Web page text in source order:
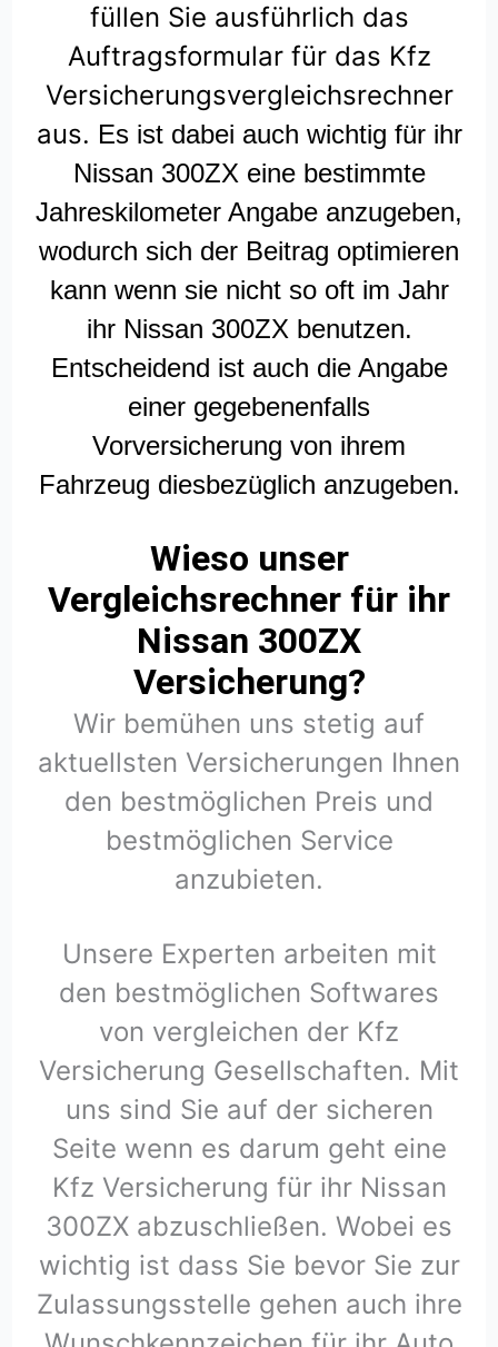
füllen Sie ausführlich das
Auftragsformular für das Kfz
Versicherungsvergleichsrechner
aus. Es ist dabei auch wichtig für ihr
Nissan 300ZX eine bestimmte
Jahreskilometer Angabe anzugeben,
wodurch sich der Beitrag optimieren
kann wenn sie nicht so oft im Jahr
ihr Nissan 300ZX benutzen.
Entscheidend ist auch die Angabe
einer gegebenenfalls
Vorversicherung von ihrem
Fahrzeug diesbezüglich anzugeben.
Wieso unser
Vergleichsrechner für ihr
Nissan 300ZX
Versicherung?
Wir bemühen uns stetig auf
aktuellsten Versicherungen Ihnen
den bestmöglichen Preis und
bestmöglichen Service
anzubieten.
Unsere Experten arbeiten mit
den bestmöglichen Softwares
von vergleichen der Kfz
Versicherung Gesellschaften. Mit
uns sind Sie auf der sicheren
Seite wenn es darum geht eine
Kfz Versicherung für ihr Nissan
300ZX abzuschließen. Wobei es
wichtig ist dass Sie bevor Sie zur
Zulassungsstelle gehen auch ihre